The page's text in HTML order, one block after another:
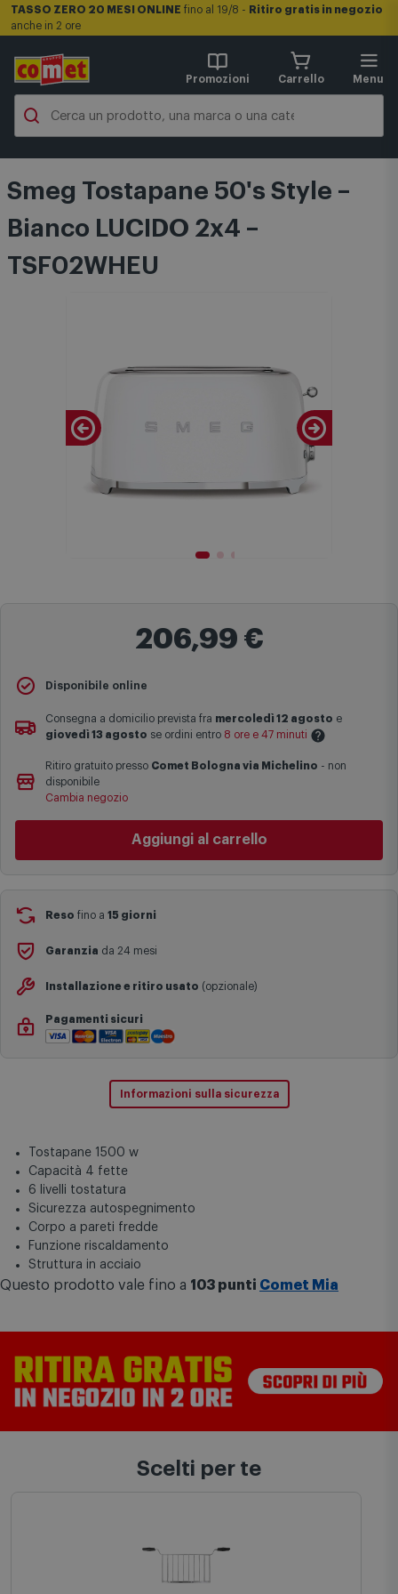
TASSO ZERO 20 MESI ONLINE fino al 19/8 - Ritiro gratis in negozio
anche in 2 ore
Promozioni Carrello Menu
Smeg Tostapane 50's Style –
Bianco LUCIDO 2x4 –
TSF02WHEU
206,99 €
Disponibile online
Consegna a domicilio prevista fra mercoledì 12 agosto e
giovedì 13 agosto se ordini entro 8 ore e 47 minuti
Le date previste per la consegna sono una stima approssimativa
basata sulle statistiche di consegna in possesso di Comet.
complesse come isole e regioni montane, consegna nei periodi
festivi e ricorrenze principali o in circostanze eccezionali).
nella pagina del prodotto.
Ritiro gratuito presso Comet Bologna via Michelino - non
disponibile
Cambia negozio
Aggiungi al carrello
Reso fino a 15 giorni
Garanzia da 24 mesi
Installazione e ritiro usato (opzionale)
Pagamenti sicuri
Informazioni sulla sicurezza
Tostapane 1500 w
Capacità 4 fette
6 livelli tostatura
Sicurezza autospegnimento
Corpo a pareti fredde
Funzione riscaldamento
Struttura in acciaio
Questo prodotto vale fino a 103 punti Comet Mia
Scelti per te